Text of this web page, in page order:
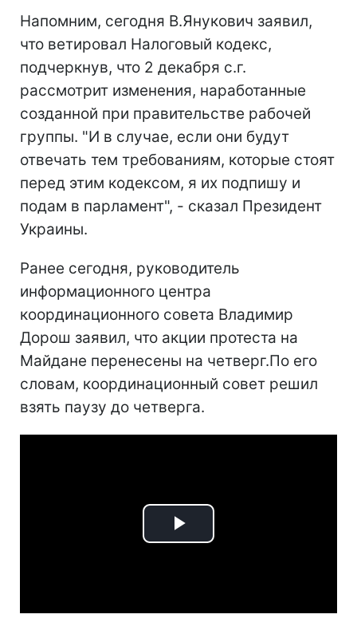
Напомним, сегодня В.Янукович заявил,
что ветировал Налоговый кодекс,
подчеркнув, что 2 декабря с.г.
рассмотрит изменения, наработанные
созданной при правительстве рабочей
группы. "И в случае, если они будут
отвечать тем требованиям, которые стоят
перед этим кодексом, я их подпишу и
подам в парламент", - сказал Президент
Украины.
Ранее сегодня, руководитель
информационного центра
координационного совета Владимир
Дорош заявил, что акции протеста на
Майдане перенесены на четверг.По его
словам, координационный совет решил
взять паузу до четверга.
Play